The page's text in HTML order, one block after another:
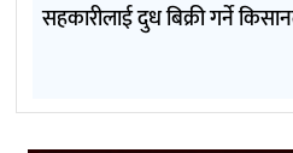
सहकारीलाई दुध बिक्री गर्ने